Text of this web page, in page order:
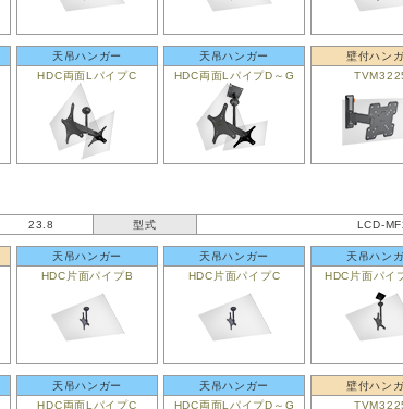
天吊ハンガー
HDC両面LパイプC
天吊ハンガー
HDC両面LパイプD～G
壁付ハン
23.8 型式 LCD-
天吊ハンガー
HDC片面パイプB
天吊ハンガー
HDC片面パイプC
天吊ハン
HDC片面パイ
天吊ハンガー
HDC両面LパイプC
天吊ハンガー
HDC両面LパイプD～G
壁付ハン